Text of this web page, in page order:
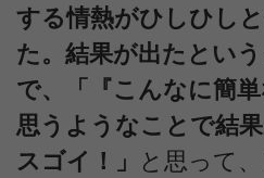
する情熱がひしひし
た。結果が出たとい
で、「『こんなに簡
思うようなことで結
スゴイ！」 と思って